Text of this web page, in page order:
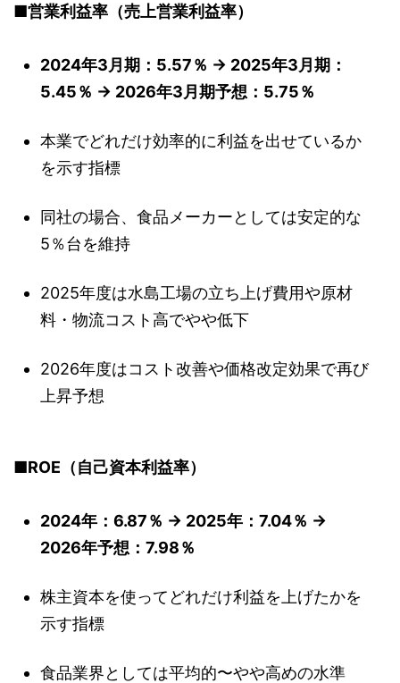
■営業利益率（売上営業利益率）
2024年3月期：5.57％ → 2025年3月期：
5.45％ → 2026年3月期予想：5.75％
本業でどれだけ効率的に利益を出せているか
を示す指標
同社の場合、食品メーカーとしては安定的な
5％台を維持
2025年度は水島工場の立ち上げ費用や原材
料・物流コスト高でやや低下
2026年度はコスト改善や価格改定効果で再び
上昇予想
■ROE（自己資本利益率）
2024年：6.87％ → 2025年：7.04％ →
2026年予想：7.98％
株主資本を使ってどれだけ利益を上げたかを
示す指標
食品業界としては平均的〜やや高めの水準